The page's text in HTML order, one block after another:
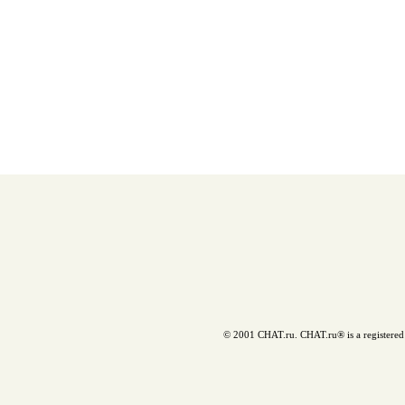
© 2001 CHAT.ru. CHAT.ru® is a